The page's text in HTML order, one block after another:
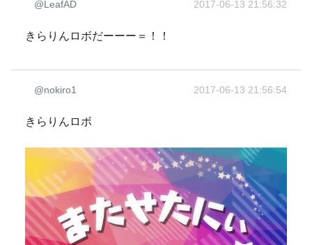
@LeafAD 2017-06-13 21:56:32
きらりんロボだーーー＝！！
@nokiro1 2017-06-13 21:56:54
きらりんロボ